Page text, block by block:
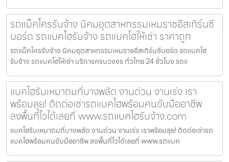
รถแม็คโครรับจ้าง นิคมอุตสาหกรรมเหมราชอีสเทิร์นซี
บอร์ด รถแบคโฮรับจ้าง รถแบคโฮให้เช่า ราคาถูก
รถแม็คโครรับจ้าง นิคมอุตสาหกรรมเหมราชอีสเทิร์นซีบอร์ด รถแบคโฮ
รับจ้าง รถแบคโฮให้เช่า บริการครบวงจร ทั่วไทย 24 ชั่วโมง รถแ
แบคโฮรับเหมาถมที่บางพลัด งานด่วน งานเร่ง เรา
พร้อมลุย! ติดต่อเช่ารถแบคโฮพร้อมคนขับมืออาชีพ
ลงพื้นที่ไวได้เลยที่ www.รถแบคโฮรับจ้าง.com
แบคโฮรับเหมาถมที่บางพลัด งานด่วน งานเร่ง เราพร้อมลุย! ติดต่อเช่ารถ
แบคโฮพร้อมคนขับมืออาชีพ ลงพื้นที่ไวได้เลยที่ www.รถแบค